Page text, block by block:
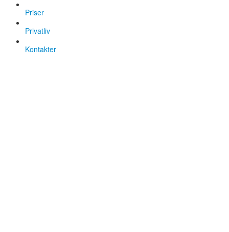
Priser
Privatliv
Kontakter